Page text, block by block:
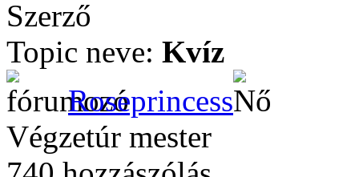
Szerző
Topic neve: Kvíz
Roseprincess
Végzetúr mester